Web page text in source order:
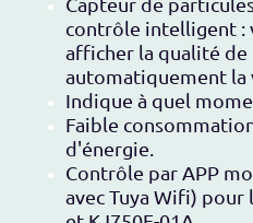
contrôle intelligent :
afficher la qualité de
automatiquement la
Indique à quel
Faible
d'énergie.
Contrôle par APP
avec Tuya Wifi) pour